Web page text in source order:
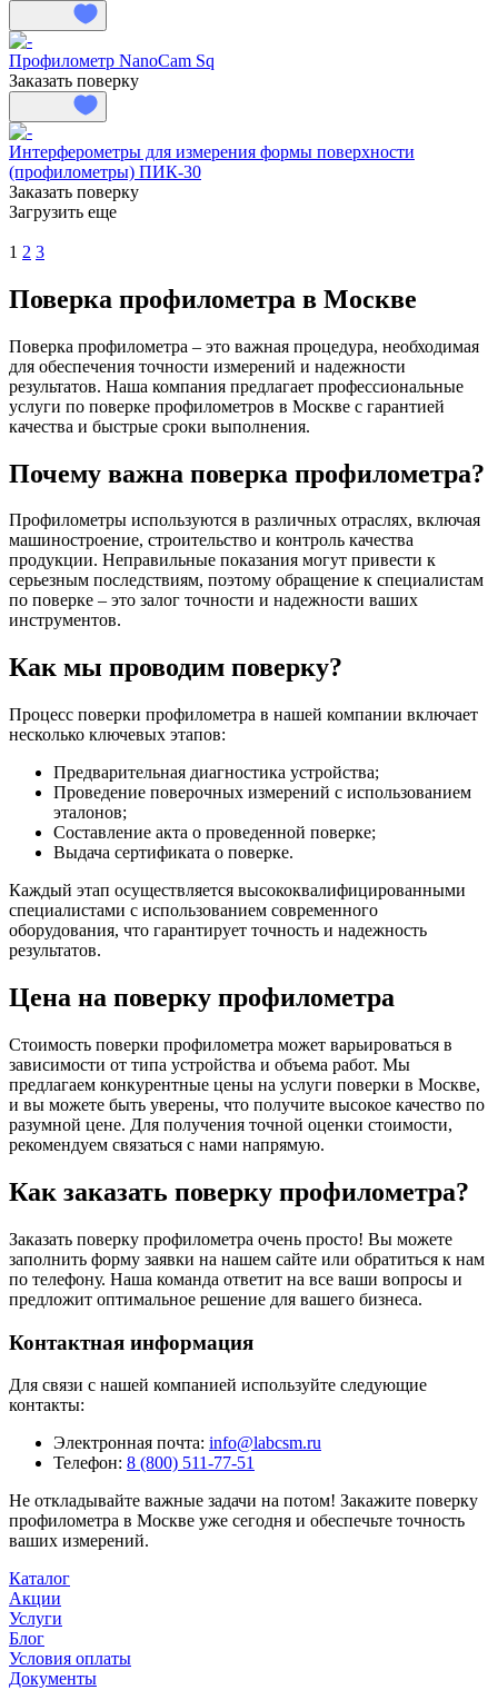
Профилометр NanoCam Sq
Заказать поверку
Интерферометры для измерения формы поверхности
(профилометры) ПИК-30
Заказать поверку
Загрузить еще
1 2 3
Поверка профилометра в Москве
Поверка профилометра – это важная процедура, необходимая
для обеспечения точности измерений и надежности
результатов. Наша компания предлагает профессиональные
услуги по поверке профилометров в Москве с гарантией
качества и быстрые сроки выполнения.
Почему важна поверка профилометра?
Профилометры используются в различных отраслях, включая
машиностроение, строительство и контроль качества
продукции. Неправильные показания могут привести к
серьезным последствиям, поэтому обращение к специалистам
по поверке – это залог точности и надежности ваших
инструментов.
Как мы проводим поверку?
Процесс поверки профилометра в нашей компании включает
несколько ключевых этапов:
Предварительная диагностика устройства;
Проведение поверочных измерений с использованием
эталонов;
Составление акта о проведенной поверке;
Выдача сертификата о поверке.
Каждый этап осуществляется высококвалифицированными
специалистами с использованием современного
оборудования, что гарантирует точность и надежность
результатов.
Цена на поверку профилометра
Стоимость поверки профилометра может варьироваться в
зависимости от типа устройства и объема работ. Мы
предлагаем конкурентные цены на услуги поверки в Москве,
и вы можете быть уверены, что получите высокое качество по
разумной цене. Для получения точной оценки стоимости,
рекомендуем связаться с нами напрямую.
Как заказать поверку профилометра?
Заказать поверку профилометра очень просто! Вы можете
заполнить форму заявки на нашем сайте или обратиться к нам
по телефону. Наша команда ответит на все ваши вопросы и
предложит оптимальное решение для вашего бизнеса.
Контактная информация
Для связи с нашей компанией используйте следующие
контакты:
Электронная почта: info@labcsm.ru
Телефон: 8 (800) 511-77-51
Не откладывайте важные задачи на потом! Закажите поверку
профилометра в Москве уже сегодня и обеспечьте точность
ваших измерений.
Каталог
Акции
Услуги
Блог
Условия оплаты
Документы